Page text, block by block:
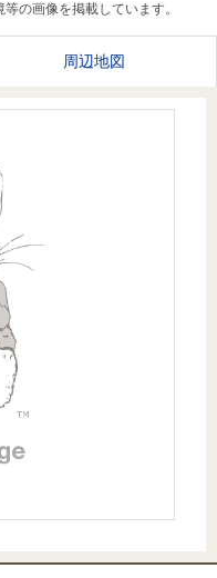
を探
す
事業
用物
リリース
周辺地図
の画像を掲載しています。